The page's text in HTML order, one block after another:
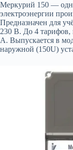
Меркурий 150 —
электроэнергии
Предназначен для
230 В. До 4 тарифов,
А. Выпускается в
наружной (150U)